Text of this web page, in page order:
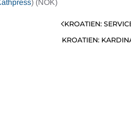
) (NÖK)
KROATIEN:
KROATIEN: